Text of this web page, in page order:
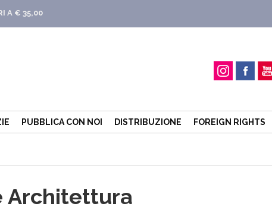
A € 35,00
PUBBLICA CON NOI DISTRIBUZIONE FOREIGN RIGHTS
Architettura